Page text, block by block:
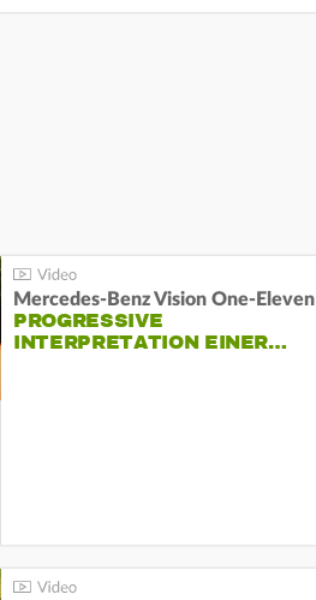
Mercedes-Benz Vision One-Eleven
PROGRESSIVE
INTERPRETATION EINER…